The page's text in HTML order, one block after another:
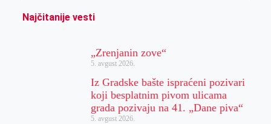
Najčitanije vesti
„Zrenjanin zove“
5. avgust 2026.
Iz Gradske bašte ispraćeni pozivari
koji besplatnim pivom ulicama
grada pozivaju na 41. „Dane piva“
5. avgust 2026.